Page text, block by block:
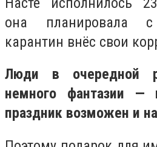
она планировала
карантин внёс свои
Люди в очередной
немного фантазии —
праздник возможен и